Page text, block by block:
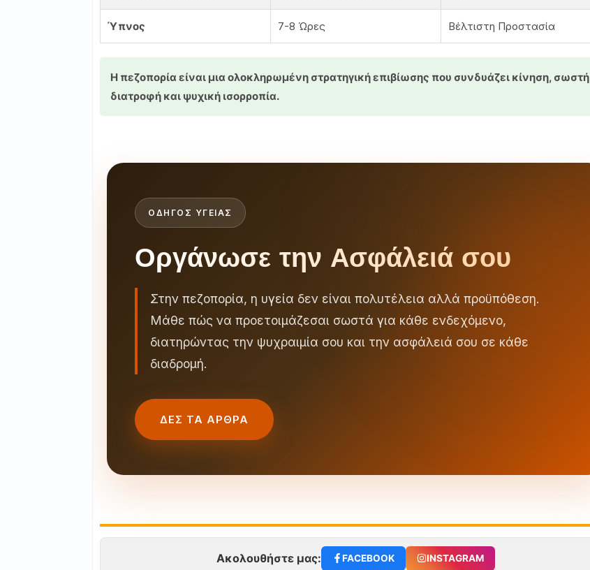
Ύπνος 7-8 Ώρες Βέλτιστη Προστασία
Η πεζοπορία είναι μια ολοκληρωμένη στρατηγική επιβίωσης που συνδυάζει κίνηση, σωστή
διατροφή και ψυχική ισορροπία.
ΟΔΗΓΟΣ ΥΓΕΙΑΣ
Οργάνωσε την Ασφάλειά σου
Στην πεζοπορία, η υγεία δεν είναι πολυτέλεια αλλά προϋπόθεση.
Μάθε πώς να προετοιμάζεσαι σωστά για κάθε ενδεχόμενο,
διατηρώντας την ψυχραιμία σου και την ασφάλειά σου σε κάθε
διαδρομή.
ΔΕΣ ΤΑ ΑΡΘΡΑ
Ακολουθήστε μας: FACEBOOK INSTAGRAM